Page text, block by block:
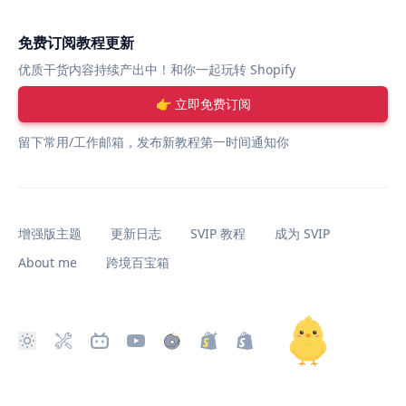
免费订阅教程更新
优质干货内容持续产出中！和你一起玩转 Shopify
👉 立即免费订阅
留下常用/工作邮箱，发布新教程第一时间通知你
增强版主题 更新日志 SVIP 教程
成为 SVIP
About me
跨境百宝箱